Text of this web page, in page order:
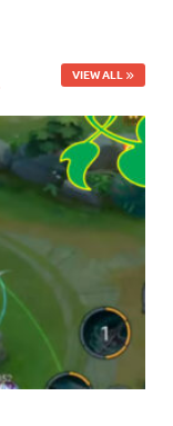
VIEW ALL